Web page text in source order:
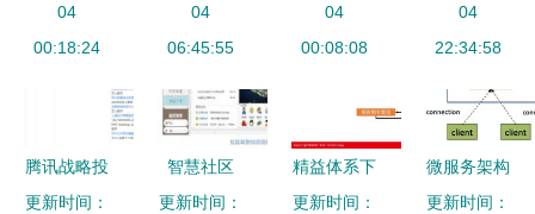
在信息系统
集成服务中
04
00:18:24
启智慧医疗
服务新篇章
04
06:45:55
头兵！
04
00:08:08
链伙伴？
04
22:34:58
腾讯战略投
资晓多科
更新时间：
智慧社区
融合社区规
更新时间：
精益体系下
的智能工厂
更新时间：
微服务架构
的通信枢纽
更新时间：